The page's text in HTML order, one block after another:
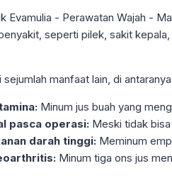
manfaat lain, di
Minum jus buah yang
pasca operasi: Meski tidak
darah tinggi: Meminum
Minum tiga ons jus